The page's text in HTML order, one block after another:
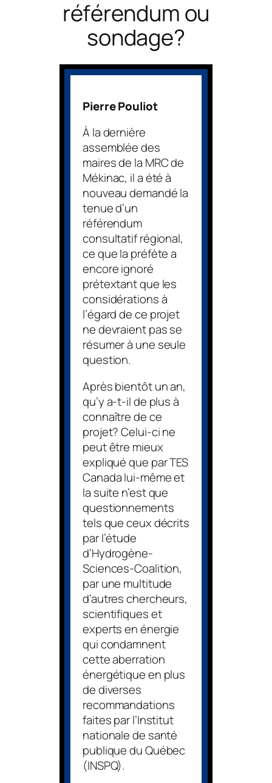
r
c
h
e
r
référendum ou
sondage?
Pierre Pouliot
À la dernière
assemblée des
maires de la MRC de
Mékinac, il a été à
nouveau demandé la
tenue d’un
référendum
consultatif régional,
ce que la préfète a
encore ignoré
prétextant que les
considérations à
l’égard de ce projet
ne devraient pas se
résumer à une seule
question.
Après bientôt un an,
qu’y a-t-il de plus à
connaître de ce
projet? Celui-ci ne
peut être mieux
expliqué que par TES
Canada lui-même et
la suite n’est que
questionnements
tels que ceux décrits
par l’étude
d’Hydrogène-
Sciences-Coalition,
par une multitude
d’autres chercheurs,
scientifiques et
experts en énergie
qui condamnent
cette aberration
énergétique en plus
de diverses
recommandations
faites par l’Institut
nationale de santé
publique du Québec
(INSPQ).